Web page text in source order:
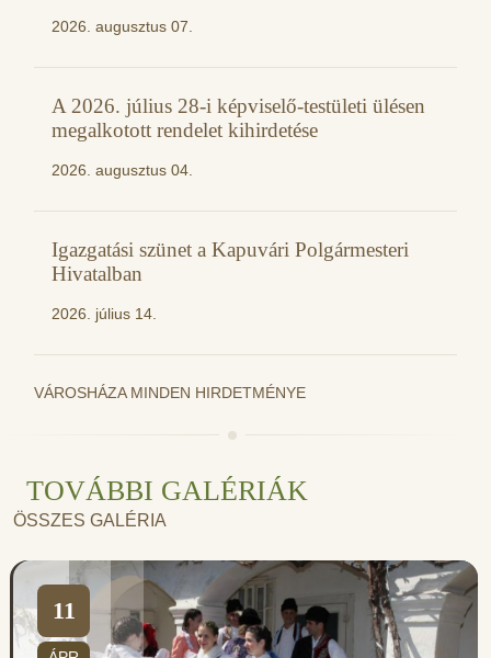
2026. augusztus 07.
A 2026. július 28-i képviselő-testületi ülésen
megalkotott rendelet kihirdetése
2026. augusztus 04.
Igazgatási szünet a Kapuvári Polgármesteri
Hivatalban
2026. július 14.
VÁROSHÁZA MINDEN HIRDETMÉNYE
TOVÁBBI GALÉRIÁK
ÖSSZES GALÉRIA
11